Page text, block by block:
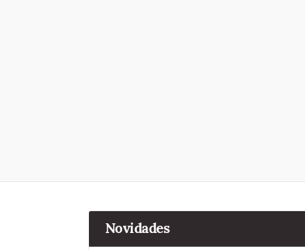
Novidades